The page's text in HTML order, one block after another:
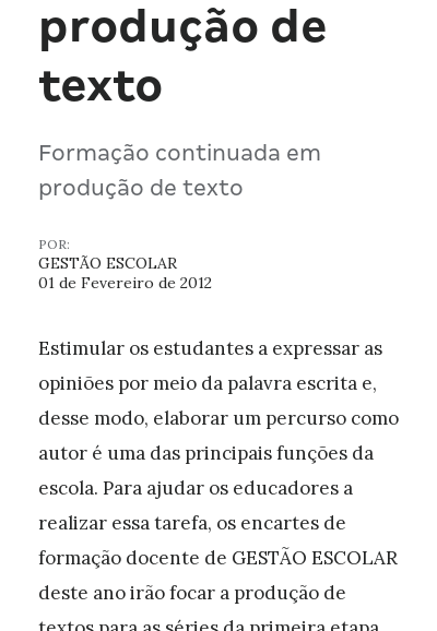
produção de
texto
Formação continuada em
produção de texto
POR:
GESTÃO ESCOLAR
01 de Fevereiro de 2012
Estimular os estudantes a expressar as
opiniões por meio da palavra escrita e,
desse modo, elaborar um percurso como
autor é uma das principais funções da
escola. Para ajudar os educadores a
realizar essa tarefa, os encartes de
formação docente de GESTÃO ESCOLAR
deste ano irão focar a produção de